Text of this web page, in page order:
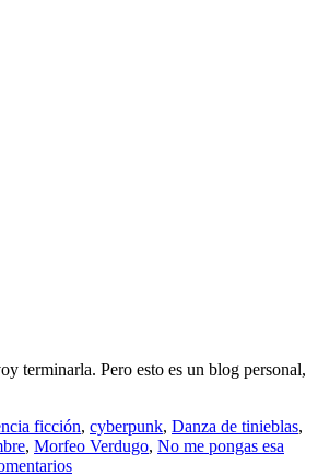
terminarla. Pero esto es un blog personal,
ficción, cyberpunk, Danza de tinieblas,
, Morfeo Verdugo, No me pongas esa